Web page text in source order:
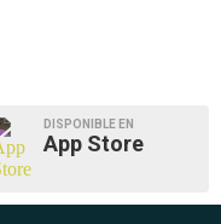
DISPONIBLE EN
App Store